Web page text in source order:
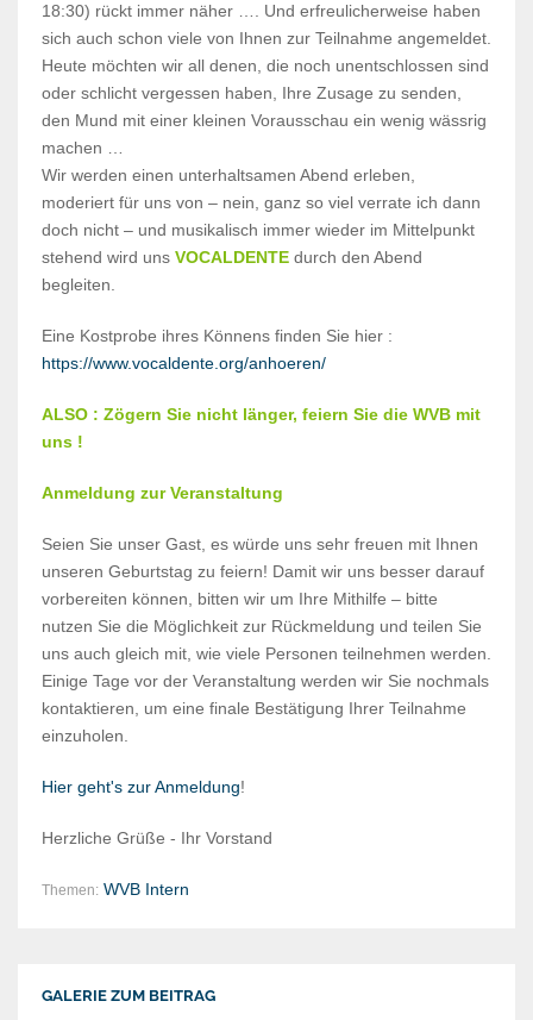
18:30) rückt immer näher …. Und erfreulicherweise haben
sich auch schon viele von Ihnen zur Teilnahme angemeldet.
Heute möchten wir all denen, die noch unentschlossen sind
oder schlicht vergessen haben, Ihre Zusage zu senden,
den Mund mit einer kleinen Vorausschau ein wenig wässrig
machen …
Wir werden einen unterhaltsamen Abend erleben,
moderiert für uns von – nein, ganz so viel verrate ich dann
doch nicht – und musikalisch immer wieder im Mittelpunkt
stehend wird uns VOCALDENTE durch den Abend
begleiten.
Eine Kostprobe ihres Könnens finden Sie hier :
https://www.vocaldente.org/anhoeren/
ALSO : Zögern Sie nicht länger, feiern Sie die WVB mit
uns !
Anmeldung zur Veranstaltung
Seien Sie unser Gast, es würde uns sehr freuen mit Ihnen
unseren Geburtstag zu feiern! Damit wir uns besser darauf
vorbereiten können, bitten wir um Ihre Mithilfe – bitte
nutzen Sie die Möglichkeit zur Rückmeldung und teilen Sie
uns auch gleich mit, wie viele Personen teilnehmen werden.
Einige Tage vor der Veranstaltung werden wir Sie nochmals
kontaktieren, um eine finale Bestätigung Ihrer Teilnahme
einzuholen.
Hier geht's zur Anmeldung!
Herzliche Grüße - Ihr Vorstand
Themen: WVB Intern
GALERIE ZUM BEITRAG